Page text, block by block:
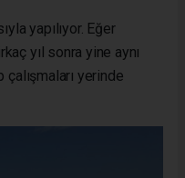
yapılıyor. Eğer
yıl sonra yine aynı
yerinde